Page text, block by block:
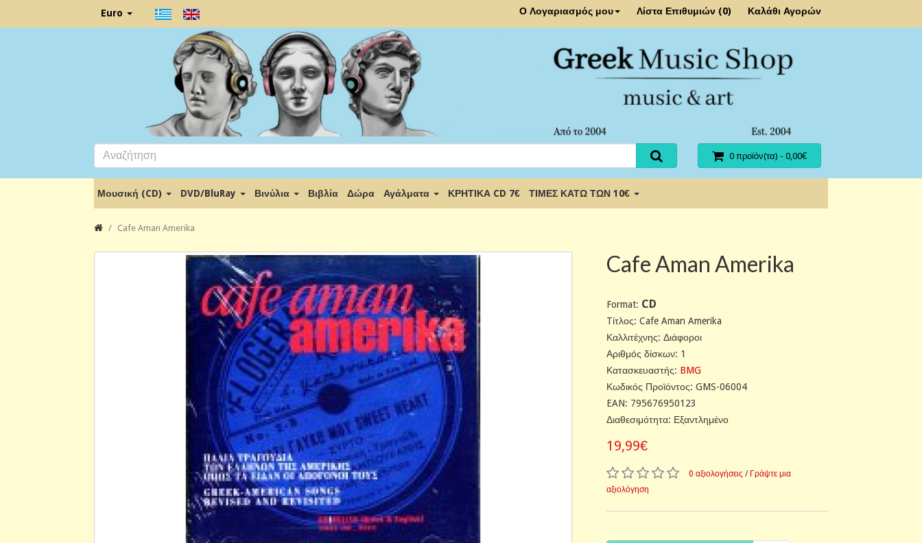
Euro Ο Λογαριασμός μου Λίστα Επιθυμιών (0) Καλάθι Αγορών
0 προϊόν(τα) - 0,00€
Μουσική (CD) DVD/BluRay Βινύλια Βιβλία Δώρα Αγάλματα ΚΡΗΤΙΚΑ CD 7€ ΤΙΜΕΣ ΚΑΤΩ ΤΩΝ 10€
Cafe Aman Amerika
Cafe Aman Amerika
Format: CD
Tίτλος: Cafe Aman Amerika
Καλλιτέχνης: Διάφοροι
Αριθμός δίσκων: 1
Κατασκευαστής: BMG
Κωδικός Προϊόντος: GMS-06004
EAN: 795676950123
Διαθεσιμότητα: Εξαντλημένο
19,99€
0 αξιολογήσεις / Γράψτε μια
αξιολόγηση